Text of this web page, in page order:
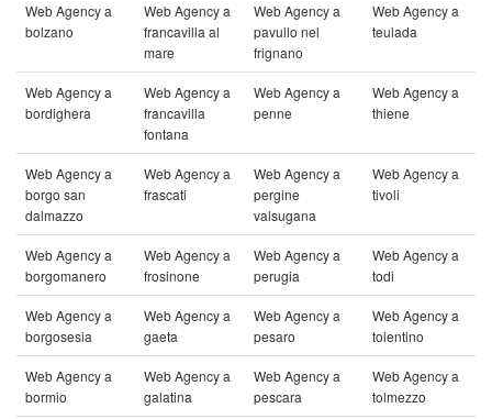
Web Agency a
bolzano
Web Agency a
francavilla al
mare
Web Agency a
pavullo nel
frignano
Web Agency a
teulada
Web Agency a
bordighera
Web Agency a
francavilla
fontana
Web Agency a
penne
Web Agency a
thiene
Web Agency a
borgo san
dalmazzo
Web Agency a
frascati
Web Agency a
pergine
valsugana
Web Agency a
tivoli
Web Agency a
borgomanero
Web Agency a
frosinone
Web Agency a
perugia
Web Agency a
todi
Web Agency a
borgosesia
Web Agency a
gaeta
Web Agency a
pesaro
Web Agency a
tolentino
Web Agency a
bormio
Web Agency a
galatina
Web Agency a
pescara
Web Agency a
tolmezzo